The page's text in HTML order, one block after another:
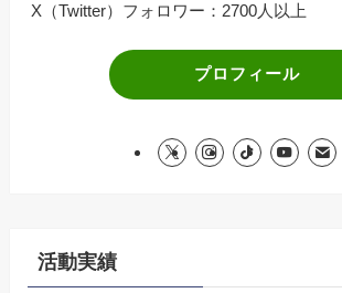
X（Twitter）フォロワー：2700人以上
プロフィール
活動実績